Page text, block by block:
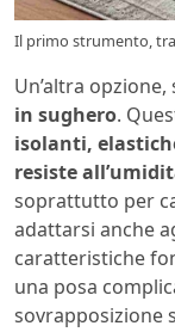
Il primo strumento,
Un’altra
in sughero.
isolanti,
resiste
soprattutto per
adattarsi anche
caratteristiche
una posa
sovrapposizione